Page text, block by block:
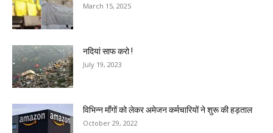
March 15, 2025
नदियां साफ करो !
July 19, 2023
विभिन्न माँगों को लेकर अमेजन कर्मचारियों ने शुरू की हड़ताल
October 29, 2022